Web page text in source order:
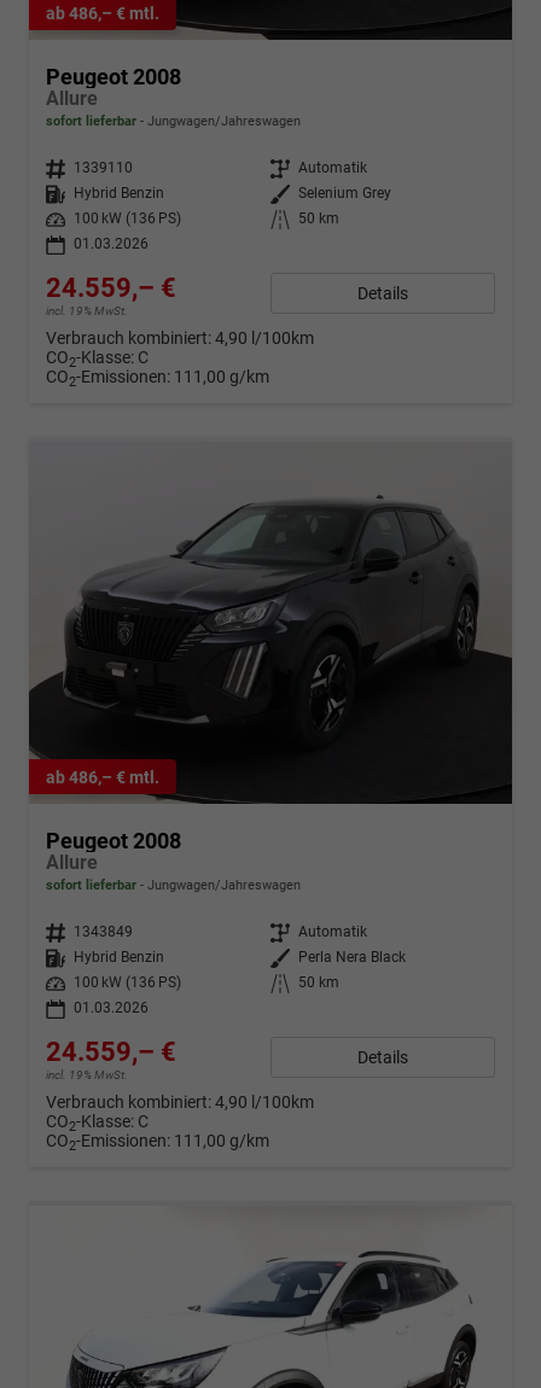
ab 486,– € mtl.
Peugeot 2008
Allure
sofort lieferbar Jungwagen/Jahreswagen
Fahrzeugnr. 1339110 Getriebe Automatik
Kraftstoff
Hybrid Benzin Außenfarbe Selenium Grey
Leistung
100 kW (136 PS) Kilometerstand
50 km
01.03.2026
24.559,– €
incl. 19% MwSt.
Details
Verbrauch kombiniert:4,90 l/100km
CO2-Klasse: C
CO2-Emissionen: 111,00 g/km
ab 486,– € mtl.
Peugeot 2008
Allure
sofort lieferbar Jungwagen/Jahreswagen
Fahrzeugnr. 1343849 Getriebe Automatik
Kraftstoff
Hybrid Benzin Außenfarbe
Perla Nera Black
Leistung
100 kW (136 PS) Kilometerstand
50 km
01.03.2026
24.559,– €
incl. 19% MwSt.
Details
Verbrauch kombiniert:4,90 l/100km
CO2-Klasse: C
CO2-Emissionen: 111,00 g/km